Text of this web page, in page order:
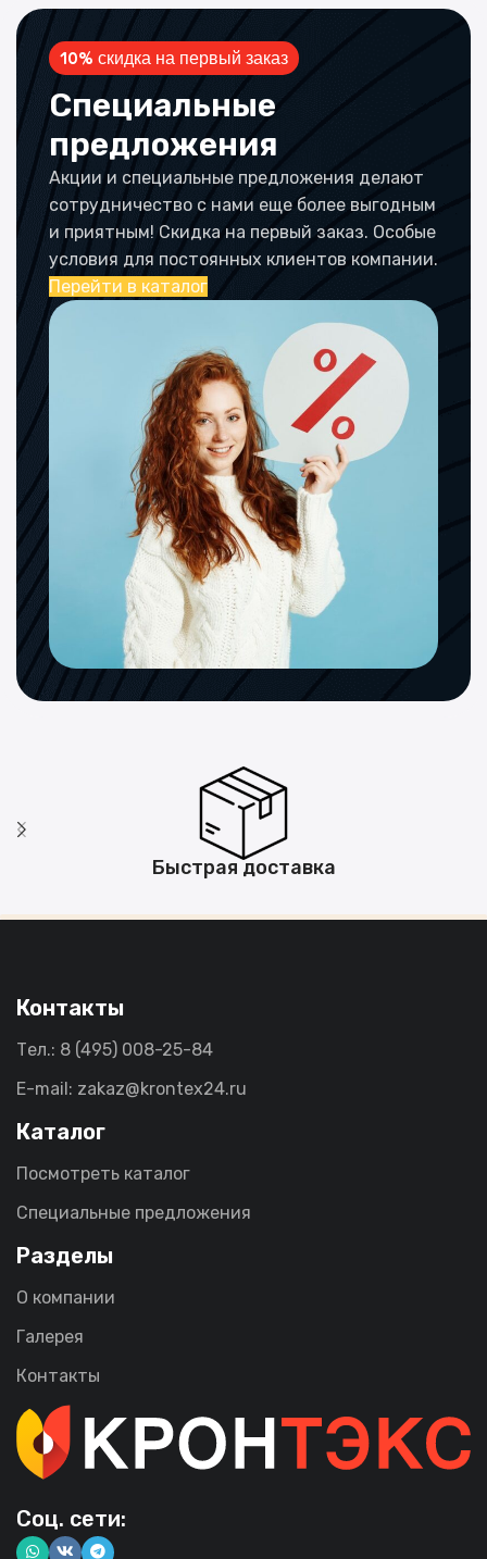
10% скидка на первый заказ
Специальные
предложения
Акции и специальные предложения делают
сотрудничество с нами еще более выгодным
и приятным! Скидка на первый заказ. Особые
условия для постоянных клиентов компании.
Перейти в каталог
Быстрая доставка
Контакты
Тел.: 8 (495) 008-25-84
E-mail: zakaz@krontex24.ru
Каталог
Посмотреть каталог
Специальные предложения
Разделы
О компании
Галерея
Контакты
Соц. сети: